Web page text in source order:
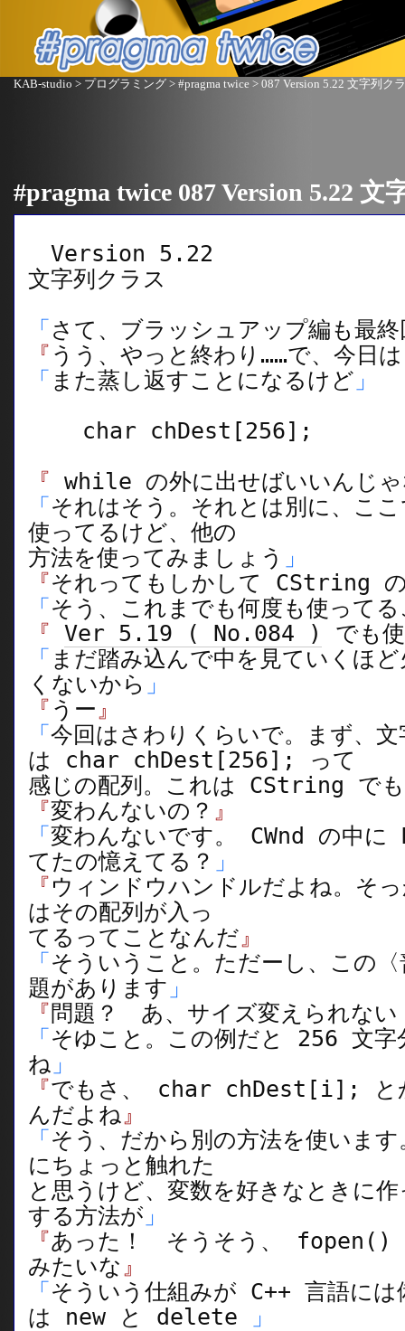
KAB-studio > プログラミング > #pragma twice > 087 Version 5.22 文字列ク
#pragma twice 087 Version 5.22 文
Version 5.22
文字列クラス
「さて、ブラッシュアップ編も最
『 うう、やっと終わり……で、今日
「 また蒸し返すことになるけど 」
char chDest[256];
『 while の外に出せばいいんじゃ
「それはそう。それとは別に、こ
使ってるけど、他の
方法を使ってみましょう 」
『それってもしかして CString
「そう、これまでも何度も使って
『 Ver 5.19 ( No.084 )
でも
「 まだ踏み込んで中を見ていくほ
くないから 」
『 うー』
「今回はさわりくらいで。まず、文
は char chDest[256]; って
感じの配列。これは CString で
『変わんないの？ 』
「変わんないです。 CWnd の中に
てたの憶えてる？ 」
『ウィンドウハンドルだよね。
はその配列が入っ
てるってことなんだ』
「そういうこと。ただーし、この
題があります 」
『問題？ あ、サイズ変えられない
「そゆこと。この例だと 256 文字
ね 」
『でもさ、 char chDest[i]; とか
んだよね』
「そう、だから別の方法を使いま
にちょっと触れた
と思うけど、変数を好きなときに
する方法が 」
『あった！ そうそう、
みたいな 』
「そういう仕組みが C++ 言語には
は new と delete
」